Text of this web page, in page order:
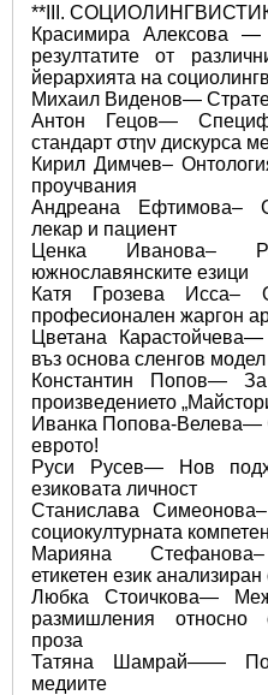
**III.
Красимира Алексова —
резултатите от
йерархията на
Михаил Виденов—
Антон Гецов—
стандарт στην дискурса
Кирил Димчев–
проучвания
Андреана Ефтимова–
лекар и пациент
Ценка Иванова–
южнославянските езици
Катя Грозева Исса–
професионален жаргон
Цветана
въз основа сленгов
Константин Попов—
произведението
Иванка Попова-Велева—
еврото!
Руси Русев— Нов
езиковата личност
Станислава
социокултурната
Марияна Стефанова–
етикетен език анализиран
Любка Стоичкова—
размишления относно
проза
Татяна Шамрай——
медиите